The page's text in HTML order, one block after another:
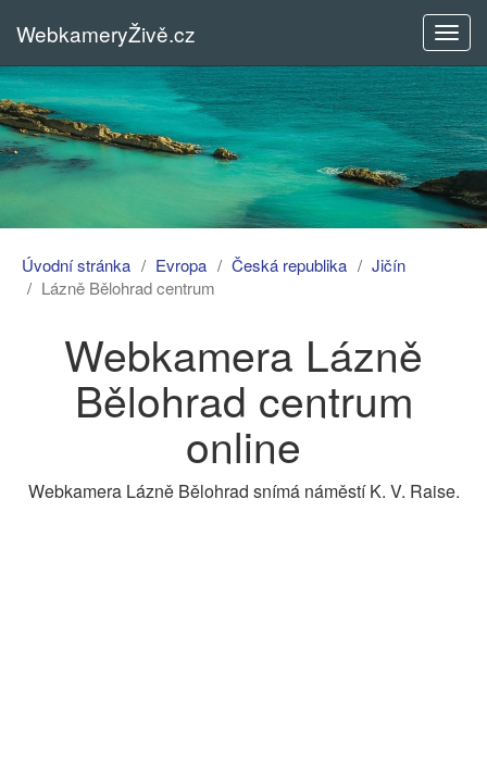
menu
WebkameryŽivě.cz
Úvodní stránka Evropa Česká republika
Jičín
Lázně Bělohrad centrum
Webkamera Lázně
Bělohrad centrum
online
Webkamera Lázně Bělohrad snímá náměstí K. V. Raise.